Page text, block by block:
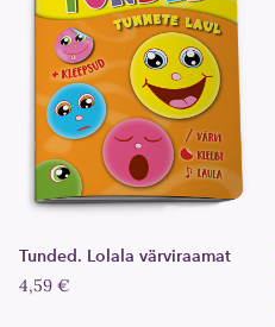
Tunded. Lolala värviraamat
4,59 €